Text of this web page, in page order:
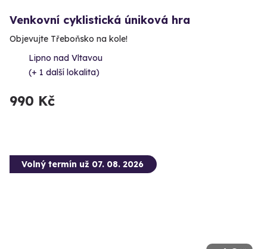
Venkovní cyklistická úniková hra
Objevujte Třeboňsko na kole!
Lipno nad Vltavou
(+ 1 další lokalita)
990 Kč
Volný termín už 07. 08. 2026